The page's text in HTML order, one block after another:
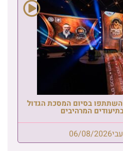
השתתפו בסיום המסכת הגדול
המרהיבים
06/08/2026